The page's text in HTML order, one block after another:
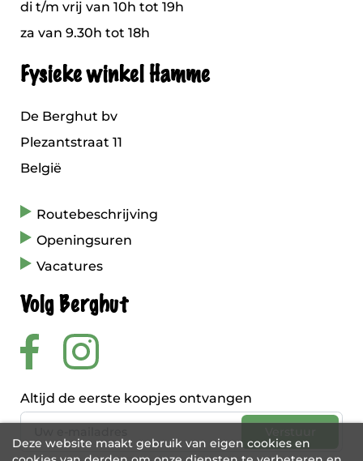
di t/m vrij van 10h tot 19h
za van 9.30h tot 18h
Fysieke winkel Hamme
De Berghut bv
Plezantstraat 11
België
Routebeschrijving
Openingsuren
Vacatures
Volg Berghut
Altijd de eerste koopjes ontvangen
Deze website maakt gebruik van eigen cookies en